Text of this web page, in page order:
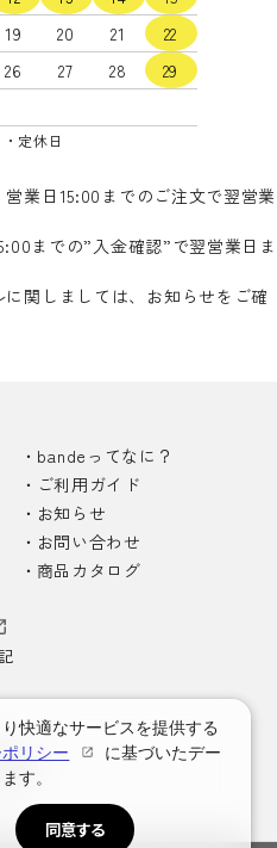
快適なサービスを提供する
リシー
に基づいたデー
す。
同意する
検索する
19 20 21
22
26 27 28
29
・定休日
業日15:00までのご注文で翌営業
までの”入金確認”で翌営業日ま
関しましては、お知らせをご確
bandeってなに？
ご利用ガイド
お知らせ
お問い合わせ
商品カタログ